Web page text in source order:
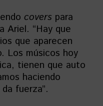
covers para
Ariel. “Hay que
que aparecen
Los músicos hoy
tienen que auto
haciendo
fuerza”.